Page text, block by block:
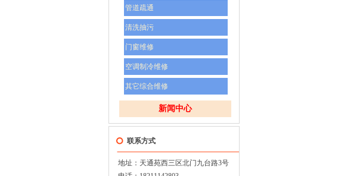
管道疏通
清洗抽污
门窗维修
空调制冷维修
其它综合维修
新闻中心
联系方式
地址：天通苑西三区北门九台路3号